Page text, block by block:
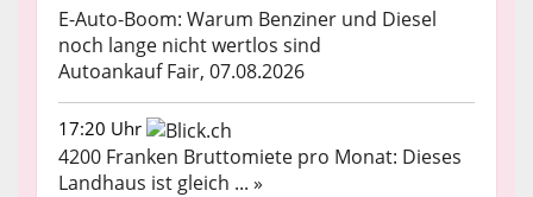
E-Auto-Boom: Warum Benziner und Diesel
noch lange nicht wertlos sind
Autoankauf Fair, 07.08.2026
17:20 Uhr
4200 Franken Bruttomiete pro Monat: Dieses
Landhaus ist gleich ... »